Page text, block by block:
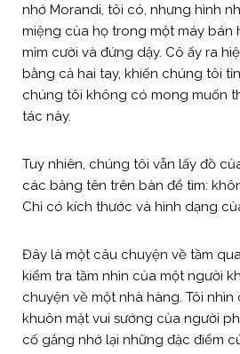
nhớ Morandi, tôi có, nhưng hình
miệng của họ trong một máy bán
mỉm cười và đứng dậy. Cô ấy ra
bằng cả hai tay, khiến chúng tôi
chúng tôi không có mong muốn
tác này.
Tuy nhiên, chúng tôi vẫn lấy đồ
các bảng tên trên bàn để tìm:
Chỉ có kích thước và hình dạng
Đây là một câu chuyện về tầm
kiểm tra tầm nhìn của một người
chuyện về một nhà hàng. Tôi nhìn
khuôn mặt vui sướng của người
cố gắng nhớ lại những đặc điểm